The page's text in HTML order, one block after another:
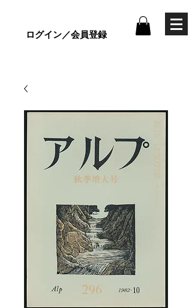
ログイン／会員登録